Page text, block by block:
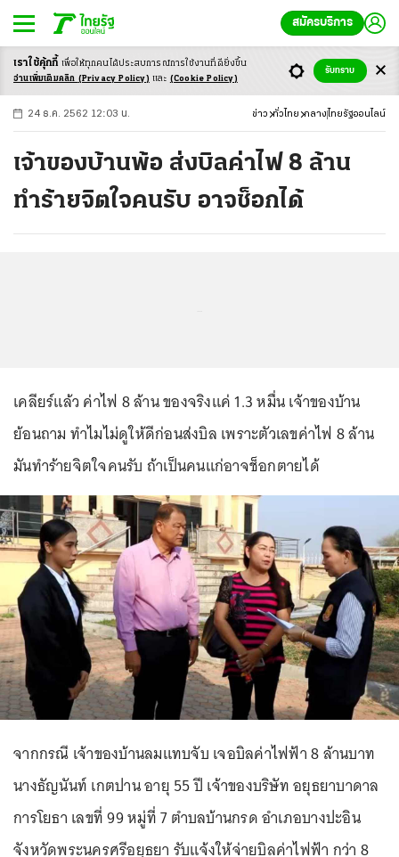
สมัครบริการ
-ก ก ก+
24 ธ.ค. 2562 12:03 น. ข่าว ทั่วไทย กลาง ไทยรัฐออนไลน์
เจ้าของบ้านพ้อ ส่งบิลค่าไฟ 8 ล้าน
ทำร้ายจิตใจคนรับ อาจช็อกได้
เคลียร์แล้ว ค่าไฟ 8 ล้าน ของจริงแค่ 1.3 หมื่น เจ้าของบ้าน
ย้อนถาม ทำไมไม่ดูให้ดีก่อนส่งบิล เพราะตัวเลขค่าไฟ 8 ล้าน
มันทำร้ายจิตใจคนรับ ถ้าเป็นคนแก่อาจช็อกตายได้
จากกรณี เจ้าของบ้านลมแทบจับ เจอบิลค่าไฟฟ้า 8 ล้านบาท
นางธัญนันท์ เกตปาน อายุ 55 ปี เจ้าของบริษัท อยุธยาบาดาล
การโยธา เลขที่ 99 หมู่ที่ 7 ตำบลบ้านกรด อำเภอบางปะอิน
จังหวัดพระนครศรีอยุธยา รับแจ้งให้จ่ายบิลค่าไฟฟ้า กว่า 8
เราใช้คุ้กกี้ เพื่อให้ทุกคนได้ประสบการณ์การใช้งานที่ดียิ่งขึ้น
อ่านเพิ่มเติมคลิก (Privacy Policy) และ (Cookie Policy)
รับทราบ